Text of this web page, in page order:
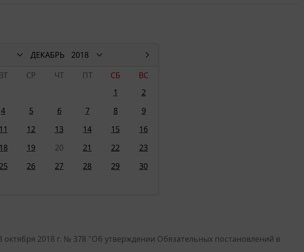
ДЕКАБРЬ
2018
ВТ СР ЧТ ПТ СБ
ВС
1
2
4 5 6 7 8
9
11 12 13 14 15
16
18 19 20 21 22
23
25 26 27 28 29
30
октября 2018 г. № 378 "Об утверждении Обязательных постановлений в